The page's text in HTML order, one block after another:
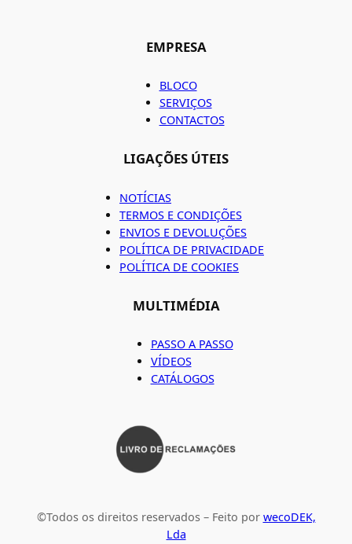
EMPRESA
BLOCO
SERVIÇOS
CONTACTOS
LIGAÇÕES ÚTEIS
NOTÍCIAS
TERMOS E CONDIÇÕES
ENVIOS E DEVOLUÇÕES
POLÍTICA DE PRIVACIDADE
POLÍTICA DE COOKIES
MULTIMÉDIA
PASSO A PASSO
VÍDEOS
CATÁLOGOS
©Todos os direitos reservados – Feito por wecoDEK,
Lda